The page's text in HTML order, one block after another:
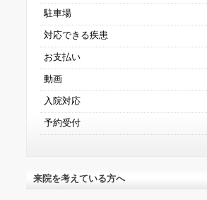
駐車場
対応できる疾患
お支払い
動画
入院対応
予約受付
来院を考えている方へ